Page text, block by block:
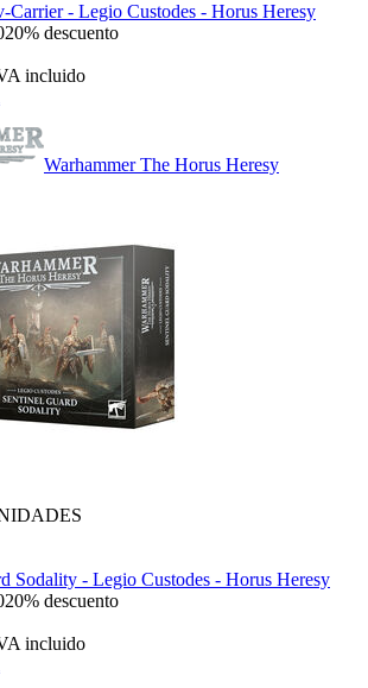
Carrier - Legio Custodes - Horus Heresy
20% descuento
incluido
Warhammer The Horus Heresy
Sodality - Legio Custodes - Horus Heresy
20% descuento
incluido